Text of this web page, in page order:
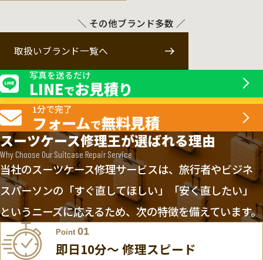
＼ その他ブランド多数 ／
取扱いブランド一覧へ
写真を送るだけ
LINEでお見積り
1分で完了
フォームで無料見積
スーツケース修理王が選ばれる理由
Why Choose Our Suitcase Repair Service
当社のスーツケース修理サービスは、旅行者やビジネ
スパーソンの「すぐ直してほしい」「安く直したい」
というニーズに応えるため、次の特徴を備えています。
Point 01
即日10分〜 修理スピード